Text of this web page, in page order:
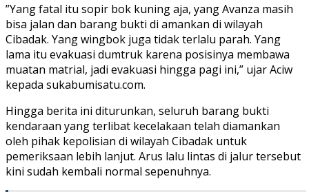
​”Yang fatal itu sopir bok kuning aja, yang Avanza masih
bisa jalan dan barang bukti di amankan di wilayah
Cibadak. Yang wingbok juga tidak terlalu parah. Yang
lama itu evakuasi dumtruk karena posisinya membawa
muatan matrial, jadi evakuasi hingga pagi ini,” ujar Aciw
kepada sukabumisatu.com.
​Hingga berita ini diturunkan, seluruh barang bukti
kendaraan yang terlibat kecelakaan telah diamankan
oleh pihak kepolisian di wilayah Cibadak untuk
pemeriksaan lebih lanjut. Arus lalu lintas di jalur tersebut
kini sudah kembali normal sepenuhnya.